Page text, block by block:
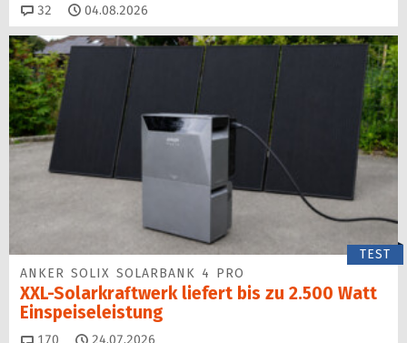
32 Kommentare
04.08.2026
TEST
ANKER SOLIX SOLARBANK 4 PRO
XXL-Solarkraftwerk liefert bis zu 2.500 Watt
Einspeise­leistung
Kommentare